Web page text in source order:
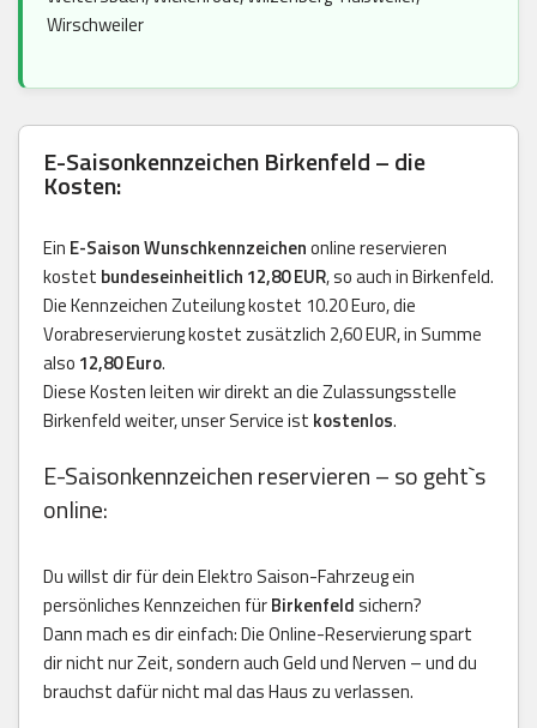
Wirschweiler
E-Saisonkennzeichen Birkenfeld – die
Kosten:
Ein E-Saison Wunschkennzeichenonline reservieren
kostet bundeseinheitlich 12,80 EUR, so auch in Birkenfeld.
Die Kennzeichen Zuteilung kostet 10.20 Euro, die
Vorabreservierung kostet zusätzlich 2,60 EUR, in Summe
also 12,80 Euro.
Diese Kosten leiten wir direkt an die Zulassungsstelle
Birkenfeld weiter, unser Service ist kostenlos.
E-Saisonkennzeichen reservieren – so geht`s
online:
Du willst dir für dein Elektro Saison-Fahrzeug ein
persönliches Kennzeichen fürBirkenfeldsichern?
Dann mach es dir einfach: Die Online-Reservierung spart
dir nicht nur Zeit, sondern auch Geld und Nerven – und du
brauchst dafür nicht mal das Haus zu verlassen.